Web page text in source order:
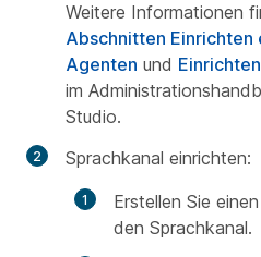
Weitere Informationen
Abschnitten
Agenten und
im
Studio.
Sprachkanal einrichten:
Erstellen Sie
den Sprachkanal.